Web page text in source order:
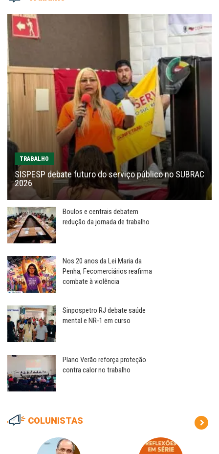
TRABALHO
SISPESP debate futuro do serviço público no SUBRAC
2026
Boulos e centrais debatem
redução da jornada de trabalho
Nos 20 anos da Lei Maria da
Penha, Fecomerciários reafirma
combate à violência
Sinpospetro RJ debate saúde
mental e NR-1 em curso
Plano Verão reforça proteção
contra calor no trabalho
COLUNISTAS